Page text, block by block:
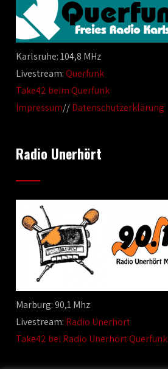
Karlsruhe: 104,8 MHz
Livestream:Querfunk
Take42 beim Querfunk
Impressum//Datenschutzerklärung
Radio Unerhört
Marburg: 90,1 Mhz
Livestream: Radio Unerhört
Take42 bei Radio Unerhört Querfunk